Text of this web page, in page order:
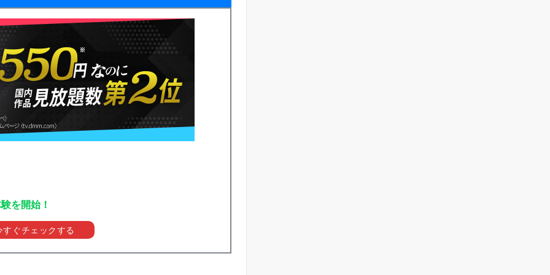
を開始！
ぐチェックする